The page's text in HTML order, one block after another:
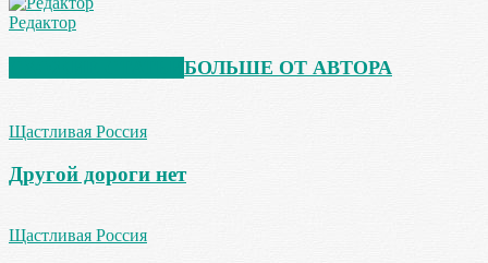
Редактор
БОЛЬШЕ ОТ АВТОРА
Щастливая Россия
Другой дороги нет
Щастливая Россия